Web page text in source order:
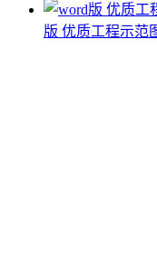
版 优质工程示范